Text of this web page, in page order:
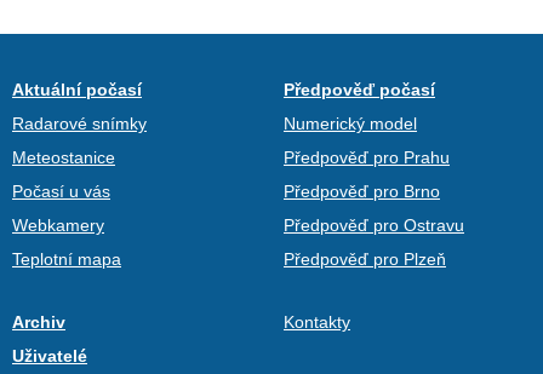
Aktuální počasí
Radarové snímky
Meteostanice
Počasí u vás
Webkamery
Teplotní mapa
Předpověď počasí
Numerický model
Předpověď pro Prahu
Předpověď pro Brno
Předpověď pro Ostravu
Předpověď pro Plzeň
Archiv
Uživatelé
Kontakty